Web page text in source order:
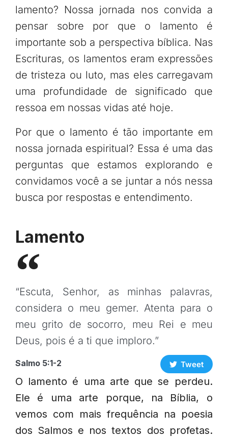
lamento? Nossa jornada nos convida a
pensar sobre por que o lamento é
importante sob a perspectiva bíblica. Nas
Escrituras, os lamentos eram expressões
de tristeza ou luto, mas eles carregavam
uma profundidade de significado que
ressoa em nossas vidas até hoje.
Por que o lamento é tão importante em
nossa jornada espiritual? Essa é uma das
perguntas que estamos explorando e
convidamos você a se juntar a nós nessa
busca por respostas e entendimento.
Lamento
“Escuta, Senhor, as minhas palavras,
considera o meu gemer. Atenta para o
meu grito de socorro, meu Rei e meu
Deus, pois é a ti que imploro.”
Salmo 5:1-2 Tweet
O lamento é uma arte que se perdeu.
Ele é uma arte porque, na Bíblia, o
vemos com mais frequência na poesia
dos Salmos e nos textos dos profetas.